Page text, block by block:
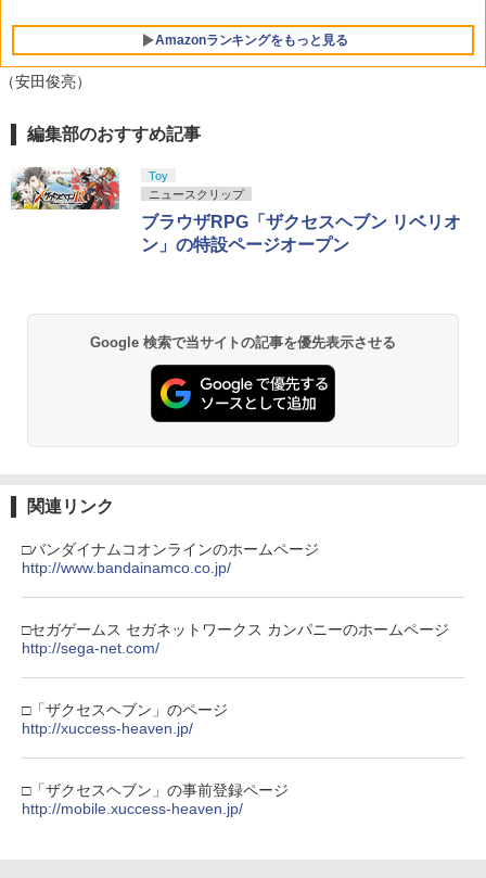
￥3,405
Amazonランキングをもっと見る
1
PlayStation 5 デジタル・エディション
￥55,000
プロダクトコード 封入
￥7,286
3
【純正品】ディスクドライブ(CFI-ZDD1
【純正品】DualSense ワイヤレスコン
トローラー ミッドナイト ブラック(CFI-
【純正品】DualSense ワイヤレスコン
トローラー(CFI-ZCT2J)
￥10,737
1
【純正品】Xbox ワイヤレス コントロー
￥8,300
￥7,681
【純正品】Xbox ワイヤレス コントロー
4
【純正品】Xbox 充電式バッテリー + US
B-C ケーブル
マスター TH8S シフター - PC、PS4、P
S5、PS5 Pro、Xbox One、Xbox Serie
s X|S 対応の高精度 H パターン シフター
￥14,141
1
劇場版「鬼滅の刃」無限城編 第一章 猗
￥3,982
￥3,523
3
ボード付) [Blu-ray]
￥10,780
￥8,698
（安田俊亮）
編集部のおすすめ記事
Toy
ニュースクリップ
ブラウザRPG「ザクセスヘブン リベリオ
ン」の特設ページオープン
Google 検索で当サイトの記事を優先表示させる
関連リンク
□バンダイナムコオンラインのホームページ
http://www.bandainamco.co.jp/
□セガゲームス セガネットワークス カンパニーのホームページ
http://sega-net.com/
□「ザクセスヘブン」のページ
http://xuccess-heaven.jp/
□「ザクセスヘブン」の事前登録ページ
http://mobile.xuccess-heaven.jp/